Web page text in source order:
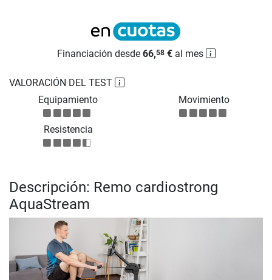
VALORACIÓN DEL TEST
Equipamiento
Movimiento
Resistencia
Financiación desde 66,58€al mes
Descripción: Remo cardiostrong
AquaStream